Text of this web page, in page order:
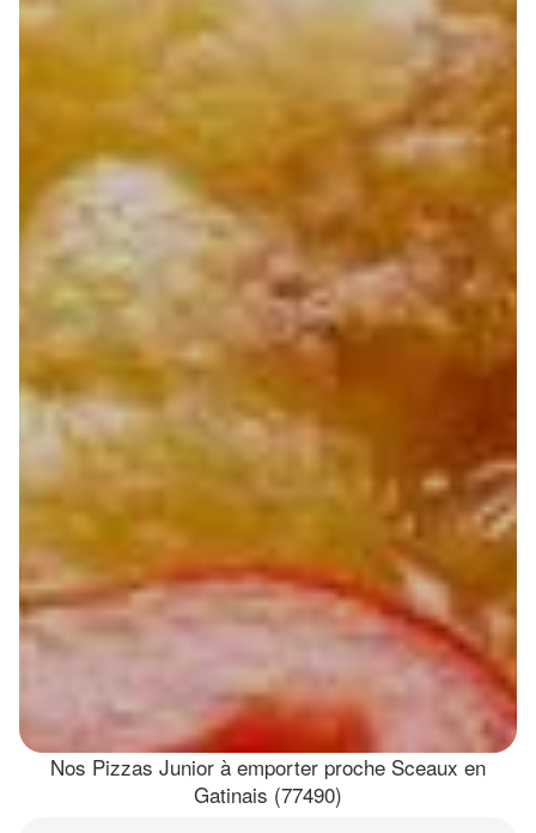
Nos Pizzas Junior à emporter proche Sceaux en
Gatinais (77490)